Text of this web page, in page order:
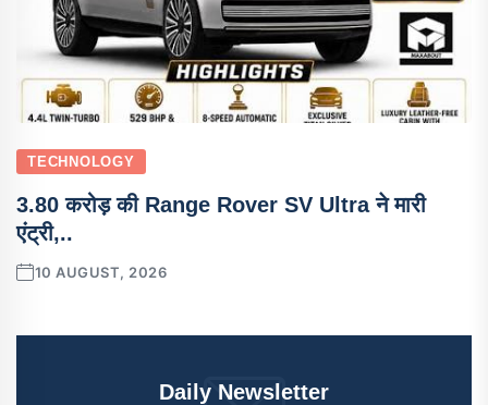
TECHNOLOGY
3.80 करोड़ की Range Rover SV Ultra ने मारी
एंट्री,..
10 AUGUST, 2026
Daily Newsletter